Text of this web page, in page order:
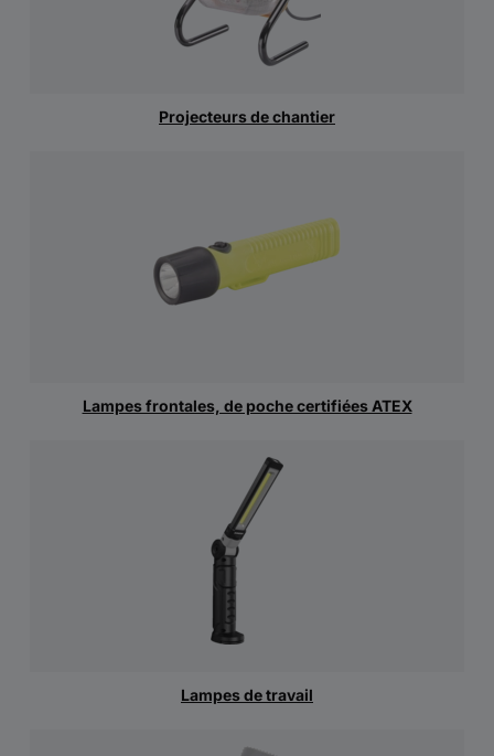
Projecteurs de chantier
Lampes frontales, de poche certifiées ATEX
Lampes de travail